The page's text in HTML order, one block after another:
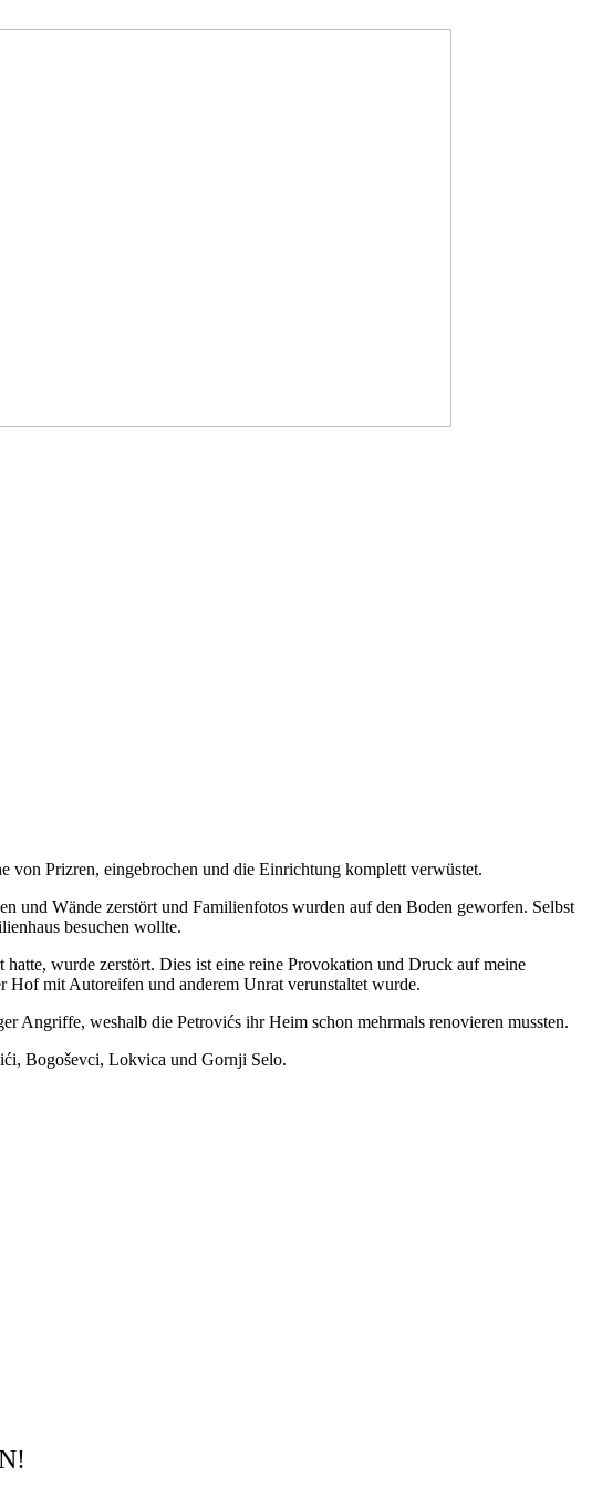
von Prizren, eingebrochen und die Einrichtung komplett verwüstet.
und Wände zerstört und Familienfotos wurden auf den Boden geworfen. Selbst
besuchen wollte.
wurde zerstört. Dies ist eine reine Provokation und Druck auf meine
Hof mit Autoreifen und anderem Unrat verunstaltet wurde.
Angriffe, weshalb die Petrovićs ihr Heim schon mehrmals renovieren mussten.
Bogoševci, Lokvica und Gornji Selo.